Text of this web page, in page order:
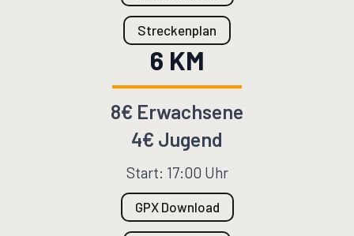
Streckenplan
6 KM
8€ Erwachsene
4€ Jugend
Start: 17:00 Uhr
GPX Download